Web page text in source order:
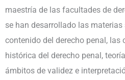
maestría de las facultades de
se han desarrollado las
contenido del derecho penal, las
histórica del derecho penal,
ámbitos de validez e